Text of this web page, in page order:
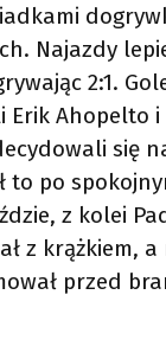
Najazdy
2:1.
Ahopelto i
się
to po
z kolei
z krążkiem,
przed